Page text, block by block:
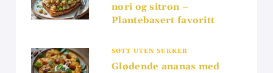
nori og sitron –
Plantebasert favoritt
SØTT UTEN SUKKER
Glødende ananas med